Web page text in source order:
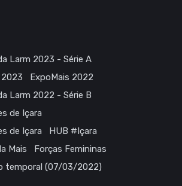
Larm 2023 - Série A
2023
ExpoMais 2022
Larm 2022 - Série B
de Içara
de Içara
HUB #Içara
Mais
Forças Femininas
temporal (07/03/2022)